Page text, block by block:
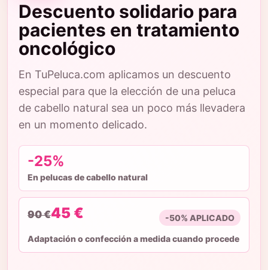
Descuento solidario para
pacientes en tratamiento
oncológico
En TuPeluca.com aplicamos un descuento
especial para que la elección de una peluca
de cabello natural sea un poco más llevadera
en un momento delicado.
-25%
En pelucas de cabello natural
90 €45 € -50% APLICADO
Adaptación o confección a medida cuando procede